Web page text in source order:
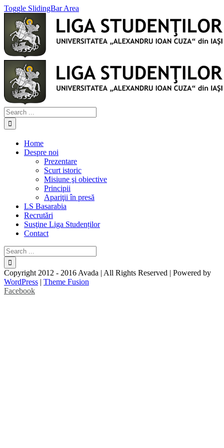
Toggle SlidingBar Area
Home
Despre noi
Prezentare
Scurt istoric
Misiune şi obiective
Principii
Apariţii în presă
LS Basarabia
Recrutări
Susţine Liga Studenților
Contact
Copyright 2012 - 2016 Avada | All Rights Reserved | Powered by
WordPress | Theme Fusion
Facebook